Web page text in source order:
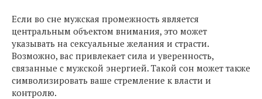
Если во сне мужская промежность является
центральным объектом внимания, это может
указывать на сексуальные желания и страсти.
Возможно, вас привлекает сила и уверенность,
связанные с мужской энергией. Такой сон может также
символизировать ваше стремление к власти и
контролю.